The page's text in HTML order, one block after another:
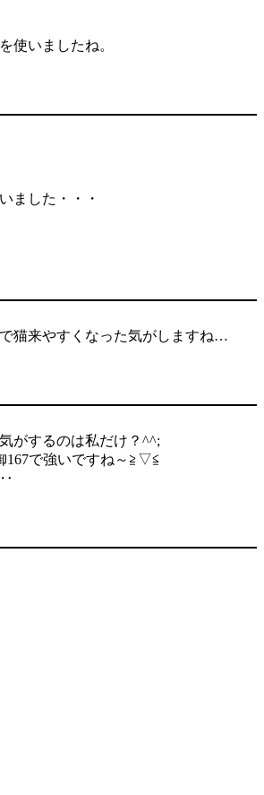
使いましたね。
ました・・・
猫来やすくなった気がしますね…
がするのは私だけ？^^;
167で強いですね～≧▽≦
‥